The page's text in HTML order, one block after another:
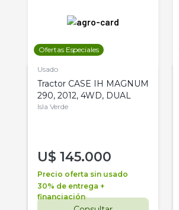
Ofertas Especiales
Usado
Tractor CASE IH MAGNUM
290, 2012, 4WD, DUAL
Isla Verde
U$ 145.000
Precio oferta sin usado
30% de entrega +
financiación